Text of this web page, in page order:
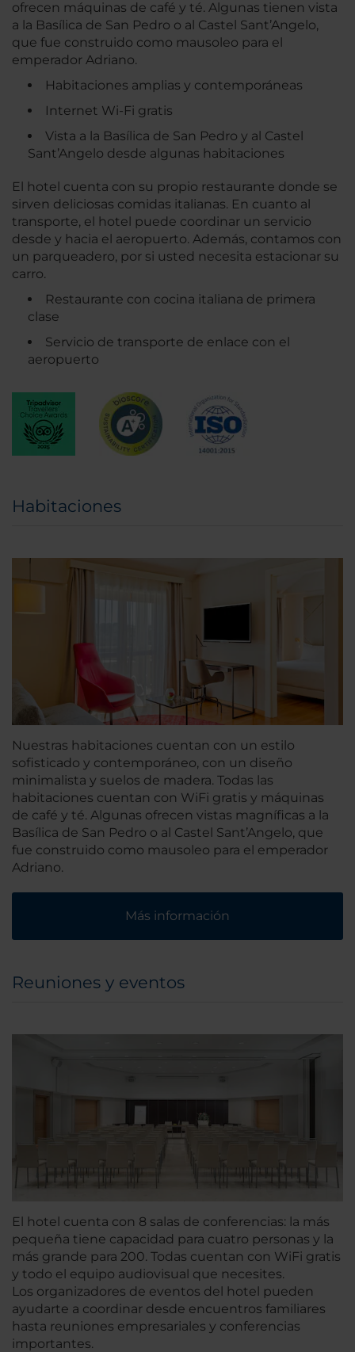
ofrecen máquinas de café y té. Algunas tienen vista
a la Basílica de San Pedro o al Castel Sant’Angelo,
que fue construido como mausoleo para el
emperador Adriano.
Habitaciones amplias y contemporáneas
Internet Wi-Fi gratis
Vista a la Basílica de San Pedro y al Castel
Sant’Angelo desde algunas habitaciones
El hotel cuenta con su propio restaurante donde se
sirven deliciosas comidas italianas. En cuanto al
transporte, el hotel puede coordinar un servicio
desde y hacia el aeropuerto. Además, contamos con
un parqueadero, por si usted necesita estacionar su
carro.
Restaurante con cocina italiana de primera
clase
Servicio de transporte de enlace con el
aeropuerto
Habitaciones
Nuestras habitaciones cuentan con un estilo
sofisticado y contemporáneo, con un diseño
minimalista y suelos de madera. Todas las
habitaciones cuentan con WiFi gratis y máquinas
de café y té. Algunas ofrecen vistas magníficas a la
Basílica de San Pedro o al Castel Sant’Angelo, que
fue construido como mausoleo para el emperador
Adriano.
Más información
Reuniones y eventos
El hotel cuenta con 8 salas de conferencias: la más
pequeña tiene capacidad para cuatro personas y la
más grande para 200. Todas cuentan con WiFi gratis
y todo el equipo audiovisual que necesites.
Los organizadores de eventos del hotel pueden
ayudarte a coordinar desde encuentros familiares
hasta reuniones empresariales y conferencias
importantes.